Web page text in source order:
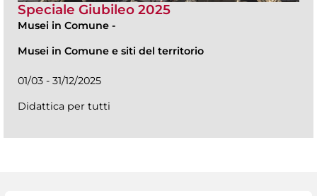
Speciale Giubileo 2025
Musei in Comune -
Musei in Comune e siti del territorio
01/03 - 31/12/2025
Didattica per tutti